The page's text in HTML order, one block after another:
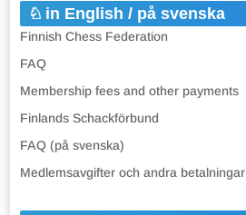
in English / på svenska
Finnish Chess Federation
FAQ
Membership fees and other payments
Finlands Schackförbund
FAQ (på svenska)
Medlemsavgifter och andra betalningar